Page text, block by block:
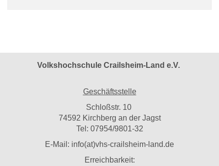
Volkshochschule Crailsheim-Land e.V.
Geschäftsstelle
Schloßstr. 10
74592 Kirchberg an der Jagst
Tel: 07954/9801-32
E-Mail: info(at)vhs-crailsheim-land.de
Erreichbarkeit: